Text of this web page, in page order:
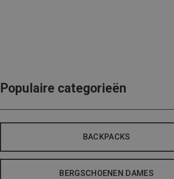
Populaire categorieën
BACKPACKS
BERGSCHOENEN DAMES